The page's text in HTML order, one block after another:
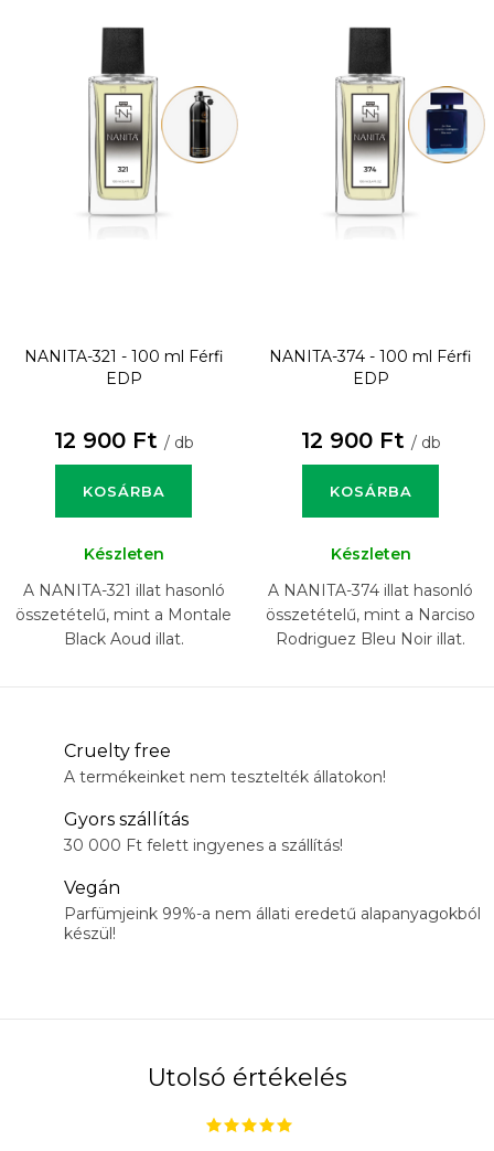
NANITA-321 - 100 ml
Férfi
EDP
12 900 Ft / db
KOSÁRBA
Készleten
A NANITA-321 illat hasonló
összetételű, mint a Montale
Black Aoud illat.
NANITA-374 - 100 ml
Férfi
EDP
12 900 Ft / db
KOSÁRBA
Készleten
A NANITA-374 illat hasonló
összetételű, mint a Narciso
Rodriguez Bleu Noir illat.
Cruelty free
A termékeinket nem tesztelték állatokon!
Gyors szállítás
30 000 Ft felett ingyenes a szállítás!
Vegán
Parfümjeink 99%-a nem állati eredetű alapanyagokból
készül!
Utolsó értékelés